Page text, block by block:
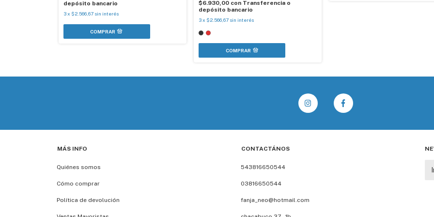
depósito bancario
3x $2.566,67 sin interés
$6.930,00 con Transferencia o
depósito bancario
3x $2.566,67 sin interés
COMPRAR
MÁS INFO
Quiénes somos
Cómo comprar
Política de devolución
CONTACTÁNOS
543816650544
03816650544
fanja_neo@hotmail.com